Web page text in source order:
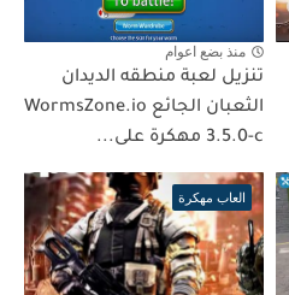
منذ بضع اعوام
تنزيل لعبة منطقه الديدان
الثعبان الجائع WormsZone.io
3.5.0-c مهكرة على...
العاب مهكرة